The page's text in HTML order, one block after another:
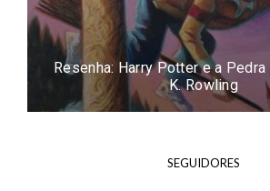
Resenha: Harry Potter e a
K. Rowling
SEGUIDORES